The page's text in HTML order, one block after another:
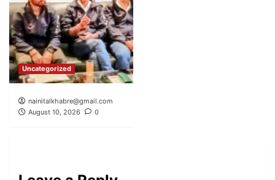
Uncategorized
nainitalkhabre@gmail.com
August 10, 2026
0